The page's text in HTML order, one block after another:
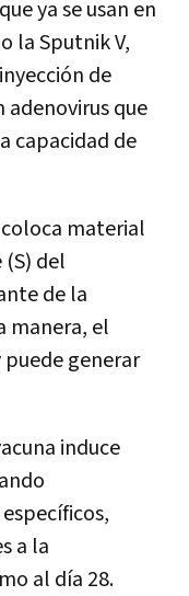
ya se usan en
la Sputnik V,
de
adenovirus que
capacidad de
material
del
de la
manera, el
generar
induce
específicos,
a la
al día 28.